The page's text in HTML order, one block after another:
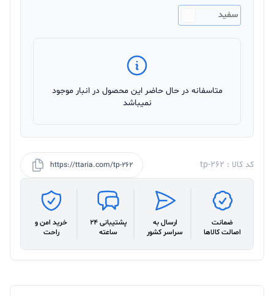
سفید
متاسفانه در حال حاضر این محصول در انبار موجود
نمیباشد
کد کالا : tp-262 https://ttaria.com/tp-262
ضمانت
اصالت کالاها
ارسال به
سراسر کشور
پشتیبانی 24
ساعته
خرید امن و
راحت